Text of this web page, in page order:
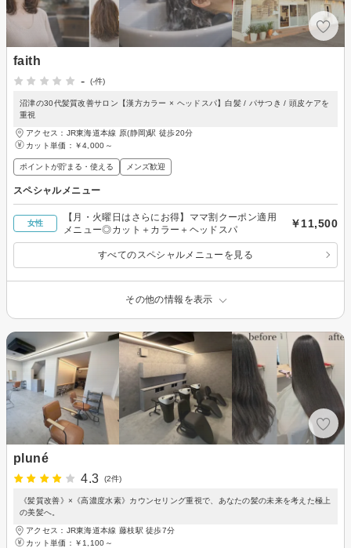
faith
-
(-件)
沼津の30代髪質改善サロン【漢方カラー × ヘッドスパ】白髪 / パサつき / 頭皮ケアを
重視
アクセス：JR東海道本線 原(静岡)駅 徒歩20分
カット単価： ￥4,000～
ポイントが貯まる・使える メンズ歓迎
スペシャルメニュー
女性
【月・火曜日はさらにお得】ママ割クーポン適用
メニュー◎カット＋カラー＋ヘッドスパ
￥11,500
すべてのスペシャルメニューを見る
その他の情報を表示
pluné
4.3
(2件)
《髪質改善》×《高濃度水素》カウンセリング重視で、あなたの髪の未来を考えた極上
の美髪へ。
アクセス：JR東海道本線 藤枝駅 徒歩7分
カット単価： ￥1,100～